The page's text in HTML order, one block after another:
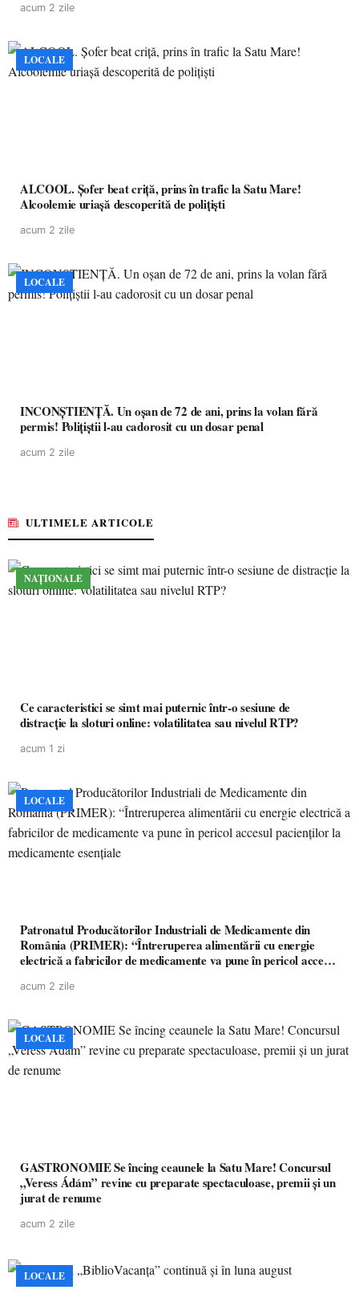
acum 2 zile
LOCALE
ALCOOL. Șofer beat criță, prins în trafic la Satu Mare!
Alcoolemie uriașă descoperită de polițiști
acum 2 zile
LOCALE
INCONȘTIENȚĂ. Un oșan de 72 de ani, prins la volan fără
permis! Polițiștii l-au cadorosit cu un dosar penal
acum 2 zile
ULTIMELE ARTICOLE
NAȚIONALE
Ce caracteristici se simt mai puternic într-o sesiune de
distracție la sloturi online: volatilitatea sau nivelul RTP?
acum 1 zi
LOCALE
Patronatul Producătorilor Industriali de Medicamente din
România (PRIMER): “Întreruperea alimentării cu energie
electrică a fabricilor de medicamente va pune în pericol accesul
acum 2 zile
LOCALE
GASTRONOMIE Se încing ceaunele la Satu Mare! Concursul
„Veress Ádám” revine cu preparate spectaculoase, premii și un
jurat de renume
acum 2 zile
LOCALE